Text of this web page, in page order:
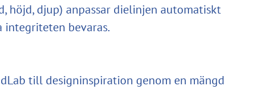
höjd, djup) anpassar dielinjen automatiskt
bevaras.
till designinspiration genom en mängd